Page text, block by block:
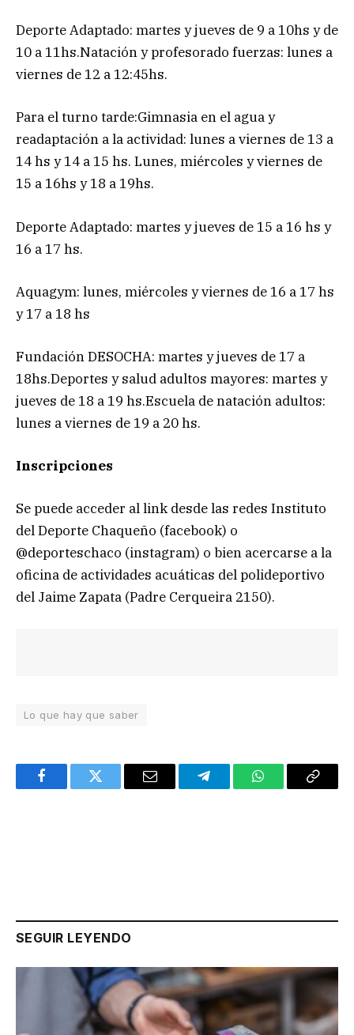
Deporte Adaptado: martes y jueves de 9 a 10hs y de
10 a 11hs.Natación y profesorado fuerzas: lunes a
viernes de 12 a 12:45hs.
Para el turno tarde:Gimnasia en el agua y
readaptación a la actividad: lunes a viernes de 13 a
14 hs y 14 a 15 hs. Lunes, miércoles y viernes de
15 a 16hs y 18 a 19hs.
Deporte Adaptado: martes y jueves de 15 a 16 hs y
16 a 17 hs.
Aquagym: lunes, miércoles y viernes de 16 a 17 hs
y 17 a 18 hs
Fundación DESOCHA: martes y jueves de 17 a
18hs.Deportes y salud adultos mayores: martes y
jueves de 18 a 19 hs.Escuela de natación adultos:
lunes a viernes de 19 a 20 hs.
Inscripciones
Se puede acceder al link desde las redes Instituto
del Deporte Chaqueño (facebook) o
@deporteschaco (instagram) o bien acercarse a la
oficina de actividades acuáticas del polideportivo
del Jaime Zapata (Padre Cerqueira 2150).
Lo que hay que saber
FacebookTwitter Email TelegramWhatsAppCopy
SEGUIR LEYENDO